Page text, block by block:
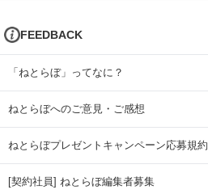
FEEDBACK
「ねとらぼ」ってなに？
ねとらぼへのご意見・ご感想
ねとらぼプレゼントキャンペーン応募規約
[契約社員] ねとらぼ編集者募集